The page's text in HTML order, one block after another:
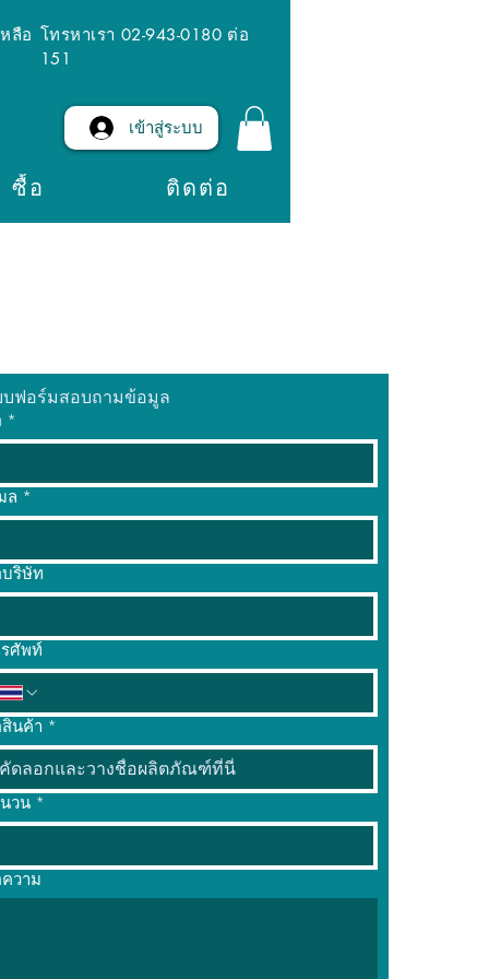
ลือ โทรหาเรา 02-943-0180 ต่อ
151
เข้าสู่ระบบ
ซื้อ ติดต่อ
ฟอร์มสอบถามข้อมูล
*
ล *
ริษัท
ศัพท์
นค้า *
วน *
วาม